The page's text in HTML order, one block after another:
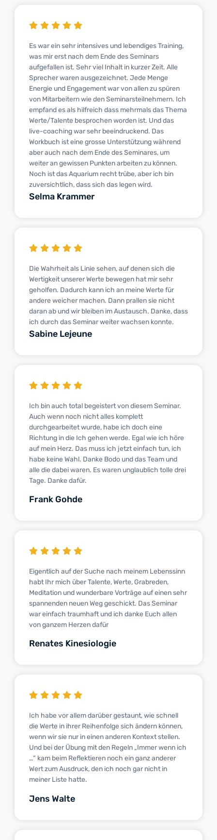
Es war ein sehr intensives und lebendiges Training,
was mir erst nach dem Ende des Seminars
aufgefallen ist. Sehr viel Inhalt in kurzer Zeit. Alle
Sprecher waren ausgezeichnet. Jede Menge
Energie und Engagement war von allen zu spüren
von Mitarbeitern wie den Seminarsteilnehmern. Ich
empfand es als hilfreich dass mehrmals das Thema
Werte/Talente besprochen worden ist. Und das
live-coaching war sehr beeindruckend. Das
Workbuch ist eine grosse Unterstützung während
aber auch nach dem Ende des Seminares, um
weiter an gewissen Punkten arbeiten zu können.
Noch ist das Aquarium recht trübe, aber ich bin
zuversichtlich, dass sich das legen wird.
Selma Krammer
Die Wahrheit als Linie sehen, auf denen sich die
Wertigkeit unserer Werte bewegen hat mir sehr
geholfen. Dadurch kann ich an meine Werte für
andere weicher machen. Dann prallen sie nicht
daran ab und wir bleiben im Austausch. Danke, dass
ich durch das Seminar weiter wachsen konnte.
Sabine Lejeune
Ich bin auch total begeistert von diesem Seminar.
Auch wenn noch nicht alles komplett
durchgearbeitet wurde, habe ich doch eine
Richtung in die Ich gehen werde. Egal wie ich höre
auf mein Herz. Das muss ich jetzt einfach tun, ich
habe keine Wahl. Danke Bodo und das Team und
alle die dabei waren. Es waren unglaublich tolle drei
Tage. Danke dafür.
Frank Gohde
Eigentlich auf der Suche nach meinem Lebenssinn
habt Ihr mich über Talente, Werte, Grabreden,
Meditation und wunderbare Vorträge auf einen sehr
spannenden neuen Weg geschickt. Das Seminar
war einfach traumhaft und ich danke Euch allen
von ganzem Herzen dafür
Renates Kinesiologie
Ich habe vor allem darüber gestaunt, wie schnell
die Werte in ihrer Reihenfolge sich ändern können,
wenn wir sie nur in einen anderen Kontext stellen.
Und bei der Übung mit den Regeln „Immer wenn ich
…“ kam beim Reflektieren noch ein ganz anderer
Wert zum Ausdruck, den ich noch gar nicht in
meiner Liste hatte.
Jens Walte